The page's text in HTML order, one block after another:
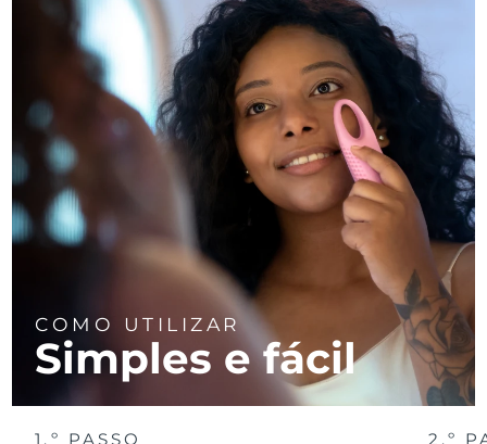
COMO UTILIZAR
Simples e fácil
1.º PASSO 2.º